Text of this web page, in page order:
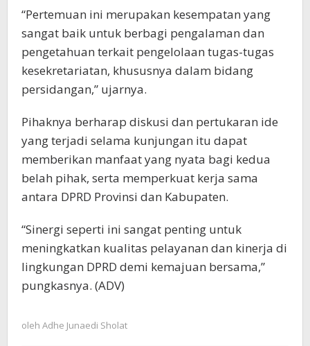
“Pertemuan ini merupakan kesempatan yang
sangat baik untuk berbagi pengalaman dan
pengetahuan terkait pengelolaan tugas-tugas
kesekretariatan, khususnya dalam bidang
persidangan,” ujarnya.
Pihaknya berharap diskusi dan pertukaran ide
yang terjadi selama kunjungan itu dapat
memberikan manfaat yang nyata bagi kedua
belah pihak, serta memperkuat kerja sama
antara DPRD Provinsi dan Kabupaten.
“Sinergi seperti ini sangat penting untuk
meningkatkan kualitas pelayanan dan kinerja di
lingkungan DPRD demi kemajuan bersama,”
pungkasnya. (ADV)
oleh Adhe Junaedi Sholat